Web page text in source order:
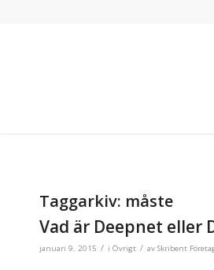
Taggarkiv: måste
Vad är Deepnet eller
januari 9, 2015 / i Övrigt / av Skribent